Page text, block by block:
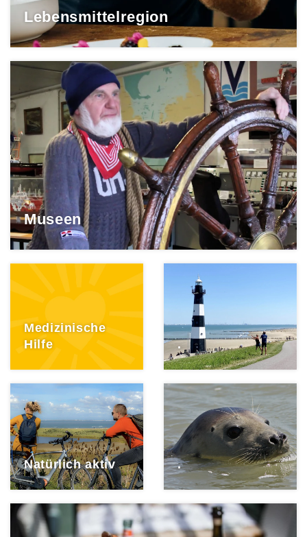
Lebensmittelregion
Museen
Medizinische
Hilfe
.
Natürlich aktiv .